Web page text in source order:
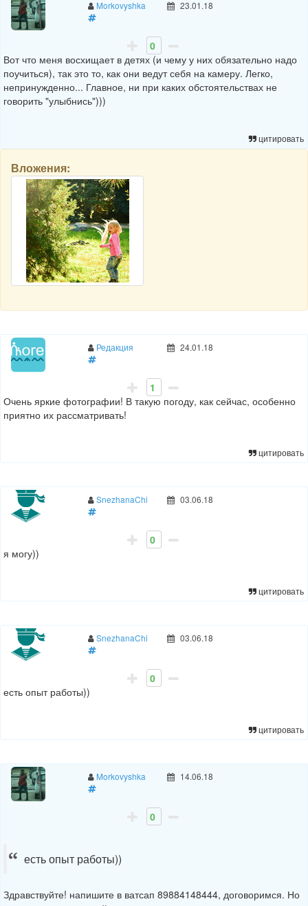
Morkovyshka 23.01.18
0
Вот что меня восхищает в детях (и чему у них обязательно надо
поучиться), так это то, как они ведут себя на камеру. Легко,
непринужденно... Главное, ни при каких обстоятельствах не
говорить "улыбнись")))
цитировать
Вложения:
Редакция 24.01.18
1
Очень яркие фотографии! В такую погоду, как сейчас, особенно
приятно их рассматривать!
цитировать
SnezhanaChi 03.06.18
0
я могу))
цитировать
SnezhanaChi 03.06.18
0
есть опыт работы))
цитировать
Morkovyshka 14.06.18
0
есть опыт работы))
Здравствуйте! напишите в ватсап 89884148444, договоримся. Но